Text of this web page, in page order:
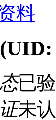
料
(UID:
已
未